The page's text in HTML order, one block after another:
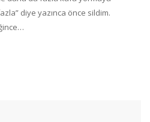
diye yazınca önce sildim.